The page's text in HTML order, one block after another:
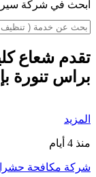
ابحث في شركة
تقدم شعاع
براس تنورة
المزيد
منذ 4 أيام
شركة مكافحة